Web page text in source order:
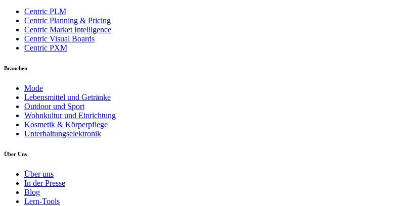
Centric PLM
Centric Planning & Pricing
Centric Market Intelligence
Centric Visual Boards
Centric PXM
Branchen
Mode
Lebensmittel und Getränke
Outdoor und Sport
Wohnkultur und Einrichtung
Kosmetik & Körperpflege
Unterhaltungselektronik
Über Uns
Über uns
In der Presse
Blog
Lern-Tools